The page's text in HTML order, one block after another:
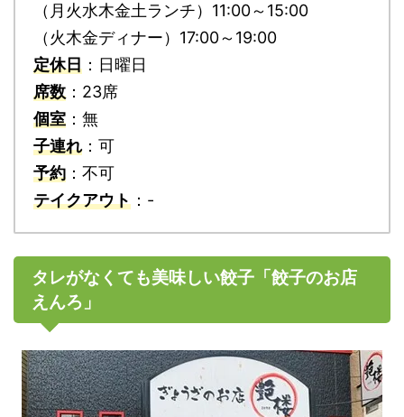
（月火水木金土ランチ）11:00～15:00
（火木金ディナー）17:00～19:00
定休日 ：日曜日
席数 ：23席
個室 ：無
子連れ：可
予約 ：不可
テイクアウト ：-
タレがなくても美味しい餃子「餃子のお店
えんろ」